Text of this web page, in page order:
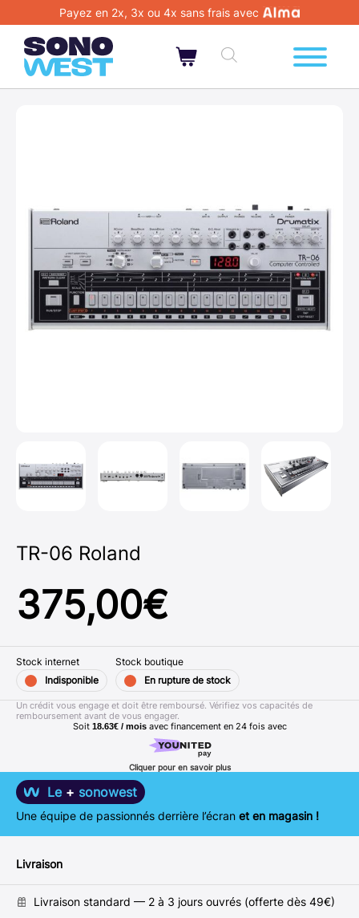
Payez en 2x, 3x ou 4x sans frais avec
TR-06 Roland
375,00€
Soit 18.63€ / mois avec financement en 24 fois avec
Cliquer pour en savoir plus
Un crédit vous engage et doit être remboursé. Vérifiez vos capacités de
remboursement avant de vous engager.
Stock internet
Indisponible
Stock boutique
En rupture de stock
Le + sonowest
Une équipe de passionnés derrière l’écran et en magasin !
Livraison
Livraison standard — 2 à 3 jours ouvrés (offerte dès 49€)